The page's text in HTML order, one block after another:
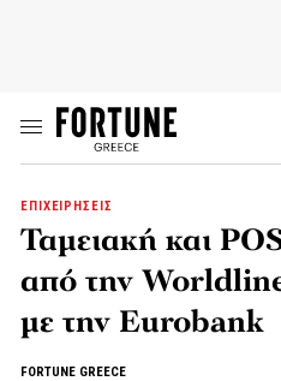
ΕΠΙΧΕΙΡΗΣΕΙΣ
Ταμειακή και
από την
με την Eurobank
FORTUNE GREECE